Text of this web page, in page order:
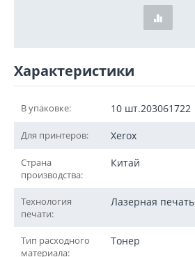
Характеристики
В упаковке: 10 шт.203061722
Для принтеров: Xerox
Страна
производства:
Китай
Технология
печати:
Лазерная печать
Тип расходного
материала:
Тонер